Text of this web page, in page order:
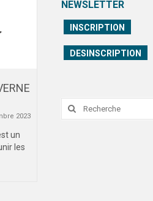
2023
un
les
Le Jeudi 20 Octobre
NEWSLETTER
INSCRIPTION
DESINSCRIPTION
Rechercher